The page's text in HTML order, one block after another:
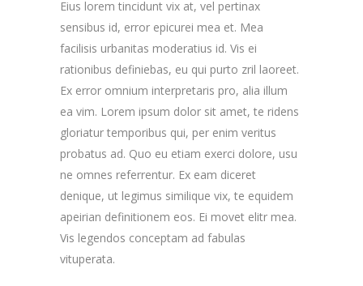
Eius lorem tincidunt vix at, vel pertinax
sensibus id, error epicurei mea et. Mea
facilisis urbanitas moderatius id. Vis ei
rationibus definiebas, eu qui purto zril laoreet.
Ex error omnium interpretaris pro, alia illum
ea vim. Lorem ipsum dolor sit amet, te ridens
gloriatur temporibus qui, per enim veritus
probatus ad. Quo eu etiam exerci dolore, usu
ne omnes referrentur. Ex eam diceret
denique, ut legimus similique vix, te equidem
apeirian definitionem eos. Ei movet elitr mea.
Vis legendos conceptam ad fabulas
vituperata.